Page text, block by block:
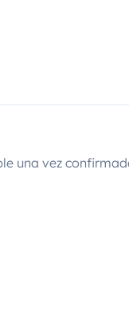
una vez